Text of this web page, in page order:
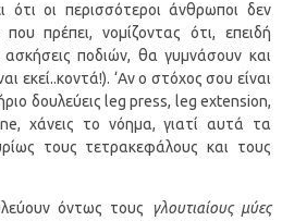
ότι οι περισσότεροι άνθρωποι δεν
πρέπει, νομίζοντας ότι, επειδή
ποδιών, θα γυμνάσουν και
εκεί..κοντά!). ‘Αν ο στόχος σου είναι
δουλεύεις leg press, leg extension,
χάνεις το νόημα, γιατί αυτά τα
τους τετρακεφάλους και τους
όντως τους
γλουτιαίους μύες